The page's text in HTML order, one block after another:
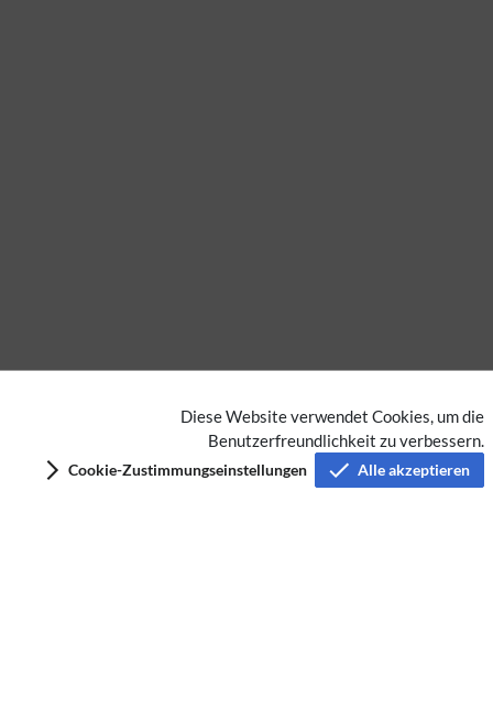
Diese Website verwendet Cookies, um die
Benutzerfreundlichkeit zu verbessern.
Cookie-Zustimmungseinstellungen Alle akzeptieren
Keine Kategorien vergeben